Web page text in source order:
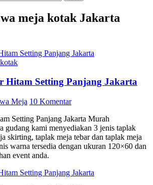
meja kotak Jakarta
Hitam Setting Panjang Jakarta
Meja 10 Komentar
Setting Panjang Jakarta Murah
gudang kami menyediakan 3 jenis taplak
skirting, taplak meja tebar dan taplak meja
warna tersedia dengan ukuran 120×60 dan
event anda.